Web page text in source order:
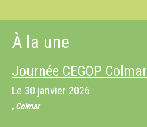
À la une
Journée CEGOP Colmar
Le 30 janvier 2026
, Colmar